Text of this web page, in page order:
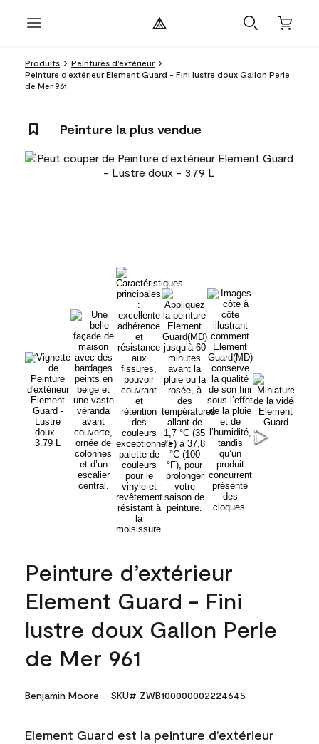
Produits
Peintures d’extérieur
Peinture d’extérieur Element Guard - Fini lustre doux Gallon Perle
de Mer 961
Peinture la plus vendue
Peinture d’extérieur
Element Guard - Fini
lustre doux Gallon Perle
de Mer 961
Benjamin Moore SKU# ZWB100000002224645
Element Guard est la peinture d’extérieur